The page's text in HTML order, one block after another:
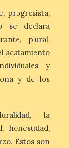
progresista,
se declara
plural,
acatamiento
y
y de los
la
honestidad,
Estos son